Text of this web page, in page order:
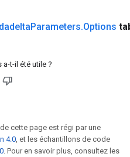
Parameters.Options
a-t-il été utile ?
cette page est régi par une
4.0, et les échantillons de code
. Pour en savoir plus, consultez les